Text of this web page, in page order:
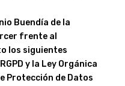
Buendía de la
frente al
los siguientes
y la Ley Orgánica
Protección de Datos